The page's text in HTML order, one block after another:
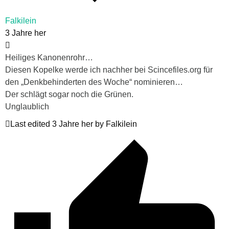
Falkilein
3 Jahre her
Heiliges Kanonenrohr…
Diesen Kopelke werde ich nachher bei Scincefiles.org für
den „Denkbehinderten des Woche“ nominieren…
Der schlägt sogar noch die Grünen.
Unglaublich
Last edited 3 Jahre her by Falkilein